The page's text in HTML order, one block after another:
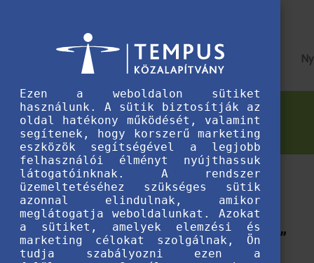
HÍREK
„MEGOLDHATÓ –
KÜLÖNÖSEN, HA ÉLVEZED.”
Ezen a weboldalon sütiket
használunk. A sütik biztosítják az
oldal hatékony működését, valamint
segítenek, hogy korszerű marketing
eszközök segítségével a legjobb
felhasználói élményt nyújthassuk
látogatóinknak. A rendszer
üzemeltetéséhez szükséges sütik
azonnal elindulnak, amikor
meglátogatja weboldalunkat. Azokat
a sütiket, amelyek elemzési és
marketing célokat szolgálnak, Ön
tudja szabályozni ezen a